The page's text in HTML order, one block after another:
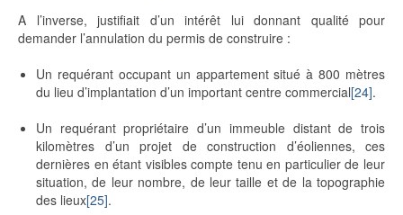
A l’inverse, justifiait d’un intérêt lui donnant qualité pour
demander l’annulation du permis de construire :
Un requérant occupant un appartement situé à 800 mètres
du lieu d’implantation d’un important centre commercial[24].
Un requérant propriétaire d’un immeuble distant de trois
kilomètres d’un projet de construction d’éoliennes, ces
dernières en étant visibles compte tenu en particulier de leur
situation, de leur nombre, de leur taille et de la topographie
des lieux[25].